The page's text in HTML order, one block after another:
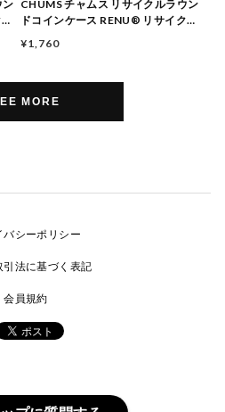
ン CHUMS チャムス リサイクルラウン
ドコインケース RENU® リサイクル
ートキーケース CH60-3573 SENTO
¥1,760
MORE
バシーポリシー
引法に基づく表記
会員規約